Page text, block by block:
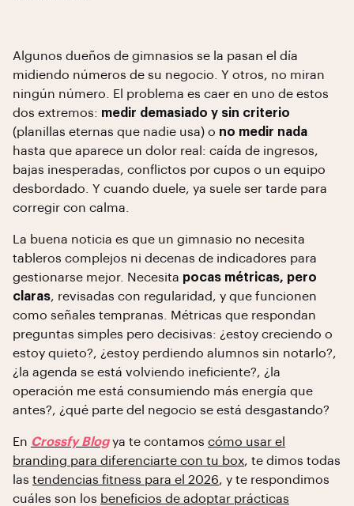
Algunos dueños de gimnasios se la pasan el día
midiendo números de su negocio. Y otros, no miran
ningún número. El problema es caer en uno de estos
dos extremos: medir demasiado y sin criterio
(planillas eternas que nadie usa) o no medir nada
hasta que aparece un dolor real: caída de ingresos,
bajas inesperadas, conflictos por cupos o un equipo
desbordado. Y cuando duele, ya suele ser tarde para
corregir con calma.
La buena noticia es que un gimnasio no necesita
tableros complejos ni decenas de indicadores para
gestionarse mejor. Necesita pocas métricas, pero
claras, revisadas con regularidad, y que funcionen
como señales tempranas. Métricas que respondan
preguntas simples pero decisivas: ¿estoy creciendo o
estoy quieto?, ¿estoy perdiendo alumnos sin notarlo?,
¿la agenda se está volviendo ineficiente?, ¿la
operación me está consumiendo más energía que
antes?, ¿qué parte del negocio se está desgastando?
En Crossfy Blogya te contamos cómo usar el
branding para diferenciarte con tu box, te dimos todas
las tendencias fitness para el 2026, y te respondimos
cuáles son los beneficios de adoptar prácticas